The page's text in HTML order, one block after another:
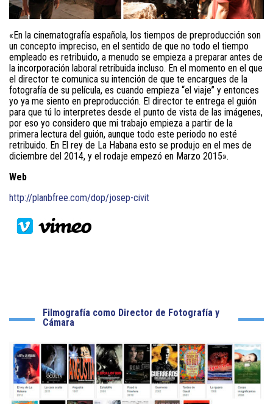
«En la cinematografía española, los tiempos de preproducción son
un concepto impreciso, en el sentido de que no todo el tiempo
empleado es retribuido, a menudo se empieza a preparar antes de
la incorporación laboral retribuida incluso. En el momento en el que
el director te comunica su intención de que te encargues de la
fotografía de su película, es cuando empieza “el viaje” y entonces
yo ya me siento en preproducción. El director te entrega el guión
para que tú lo interpretes desde el punto de vista de las imágenes,
por eso yo considero que mi trabajo empieza a partir de la
primera lectura del guión, aunque todo este periodo no esté
retribuido. En El rey de La Habana esto se produjo en el mes de
diciembre del 2014, y el rodaje empezó en Marzo 2015».
Web
http://planbfree.com/dop/josep-civit
Filmografía como Director de Fotografía y
Cámara